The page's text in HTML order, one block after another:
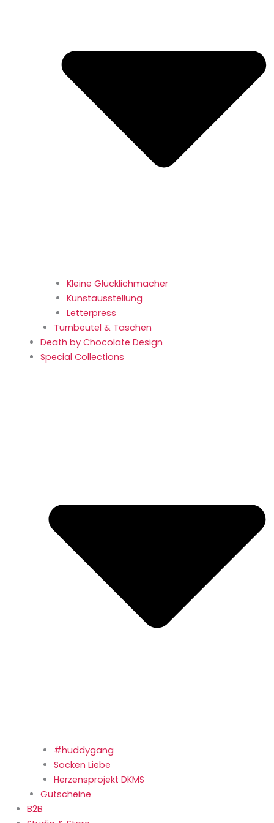
Kleine Glücklich­macher
Kunstaus­stellung
Letterpress
Turnbeutel & Taschen
Death by Chocolate Design
Special Collections
#huddygang
Socken Liebe
Herzensprojekt DKMS
Gutscheine
B2B